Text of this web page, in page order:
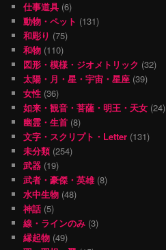
仕事道具 (6)
動物・ペット (131)
和彫り (75)
和物 (110)
図形・模様・ジオメトリック (32)
太陽・月・星・宇宙・星座 (39)
女性 (36)
如来・観音・菩薩・明王・天女 (24)
幽霊・生首 (8)
文字・スクリプト・Letter (131)
未分類(254)
武器 (19)
武者・豪傑・英雄(8)
水中生物 (48)
神話 (5)
線・ラインのみ (3)
縁起物 (49)